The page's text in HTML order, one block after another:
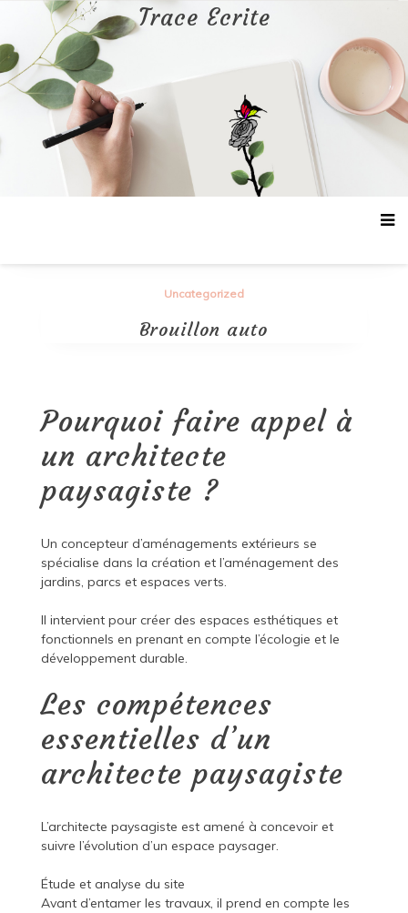
contenu
Trace Ecrite
Uncategorized
Brouillon auto
Pourquoi faire appel à
un architecte
paysagiste ?
Un concepteur d’aménagements extérieurs se
spécialise dans la création et l’aménagement des
jardins, parcs et espaces verts.
Il intervient pour créer des espaces esthétiques et
fonctionnels en prenant en compte l’écologie et le
développement durable.
Les compétences
essentielles d’un
architecte paysagiste
L’architecte paysagiste est amené à concevoir et
suivre l’évolution d’un espace paysager.
Étude et analyse du site
Avant d’entamer les travaux, il prend en compte les